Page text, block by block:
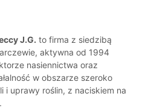
J.G. to firma z siedzibą
aktywna od 1994
nasiennictwa oraz
w obszarze szeroko
i uprawy roślin, z naciskiem na